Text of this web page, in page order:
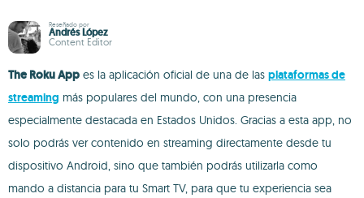
Reseñado por
Andrés López
Content Editor
The Roku App es la aplicación oficial de una de las plataformas de
streaming más populares del mundo, con una presencia
especialmente destacada en Estados Unidos. Gracias a esta app, no
solo podrás ver contenido en streaming directamente desde tu
dispositivo Android, sino que también podrás utilizarla como
mando a distancia para tu Smart TV, para que tu experiencia sea